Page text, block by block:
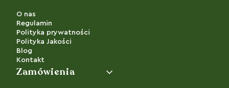
O nas
Regulamin
Polityka prywatności
Polityka Jakości
Blog
Kontakt
Zamówienia